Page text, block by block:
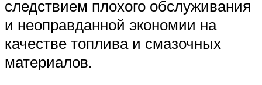
следствием плохого обслуживания
и неоправданной экономии на
качестве топлива и смазочных
материалов.